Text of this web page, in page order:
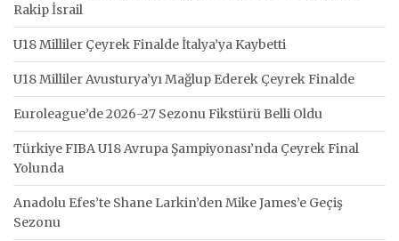
Rakip İsrail
U18 Milliler Çeyrek Finalde İtalya’ya Kaybetti
U18 Milliler Avusturya’yı Mağlup Ederek Çeyrek Finalde
Euroleague’de 2026-27 Sezonu Fikstürü Belli Oldu
Türkiye FIBA U18 Avrupa Şampiyonası’nda Çeyrek Final
Yolunda
Anadolu Efes’te Shane Larkin’den Mike James’e Geçiş
Sezonu